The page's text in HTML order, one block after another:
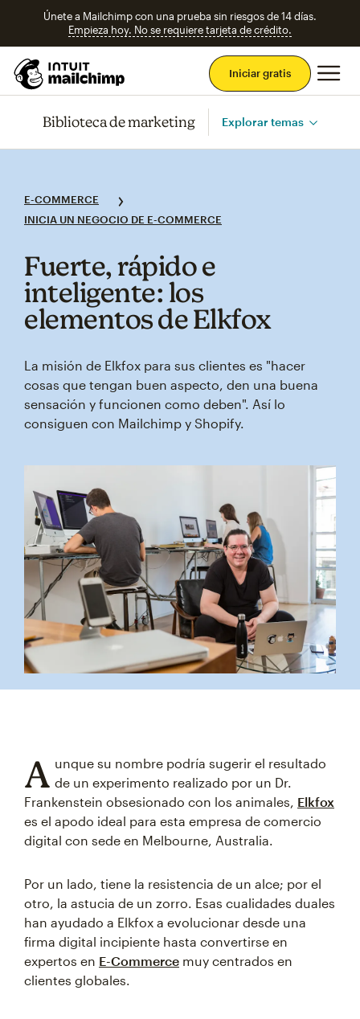
Únete a Mailchimp con una prueba sin riesgos de 14 días.
Empieza hoy. No se requiere tarjeta de crédito.
Iniciar gratis
Biblioteca de marketing Explorar temas
E-COMMERCE
INICIA UN NEGOCIO DE E-COMMERCE
Fuerte, rápido e
inteligente: los
elementos de Elkfox
La misión de Elkfox para sus clientes es "hacer
cosas que tengan buen aspecto, den una buena
sensación y funcionen como deben". Así lo
consiguen con Mailchimp y Shopify.
A unque su nombre podría sugerir el resultado
de un experimento realizado por un Dr.
Frankenstein obsesionado con los animales, Elkfox
es el apodo ideal para esta empresa de comercio
digital con sede en Melbourne, Australia.
Por un lado, tiene la resistencia de un alce; por el
otro, la astucia de un zorro. Esas cualidades duales
han ayudado a Elkfox a evolucionar desde una
firma digital incipiente hasta convertirse en
expertos en E-Commerce muy centrados en
clientes globales.